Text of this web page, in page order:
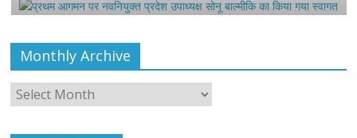
Monthly Archive
Monthly
Archive